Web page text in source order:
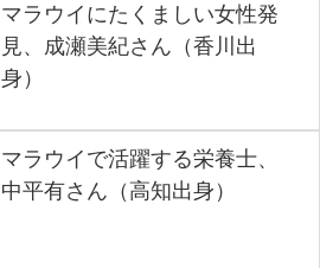
マラウイにたくましい女性発
見、成瀬美紀さん（香川出
身）
マラウイで活躍する栄養士、
中平有さん（高知出身）